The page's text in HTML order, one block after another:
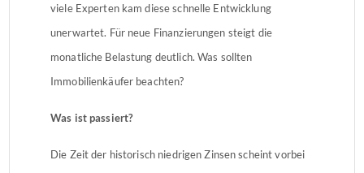
viele Experten kam diese schnelle Entwicklung
unerwartet. Für neue Finanzierungen steigt die
monatliche Belastung deutlich. Was sollten
Immobilienkäufer beachten?
Was ist passiert?
Die Zeit der historisch niedrigen Zinsen scheint vorbei